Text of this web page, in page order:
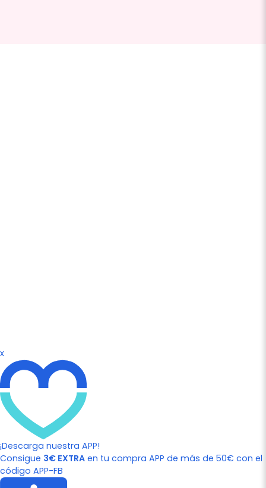
x
¡Descarga nuestra APP!
Consigue 3€ EXTRA en tu compra APP de más de 50€ con el
código APP-FB